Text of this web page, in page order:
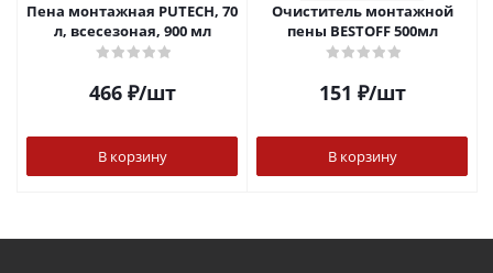
Пена монтажная PUTECH, 70
л, всесезоная, 900 мл
466₽/шт
В корзину
Очиститель монтажной
пены BESTOFF 500мл
151 ₽/шт
В корзину